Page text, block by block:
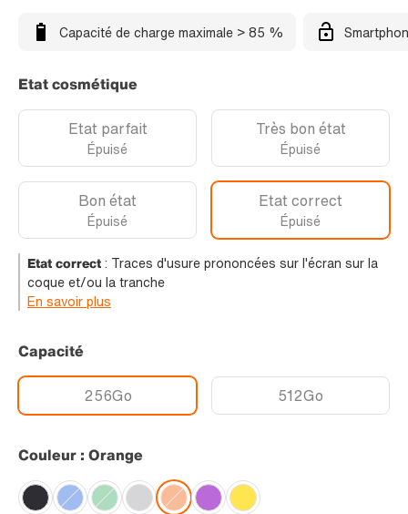
Capacité de charge maximale > 85 %
Etat cosmétique
Etat parfait
Épuisé
Très bon état
Épuisé
Bon état
Épuisé
Etat correct
Épuisé
Etat correct: Traces d'usure prononcées sur l'écran sur la
coque et/ou la tranche
En savoir plus
Capacité
256Go 512Go
Couleur : Orange